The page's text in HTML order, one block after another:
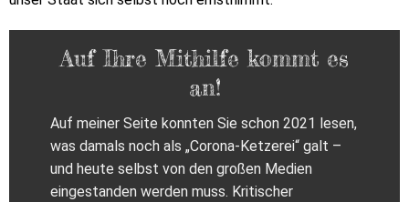
Auf Ihre Mithilfe kommt es
an!
Auf meiner Seite konnten Sie schon 2021 lesen,
was damals noch als „Corona-Ketzerei“ galt –
und heute selbst von den großen Medien
eingestanden werden muss. Kritischer